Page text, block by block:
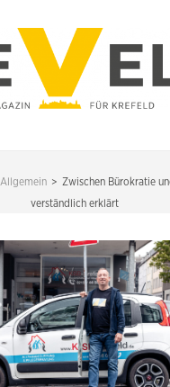
Allgemein > Zwischen Bürokratie
verständlich erklärt